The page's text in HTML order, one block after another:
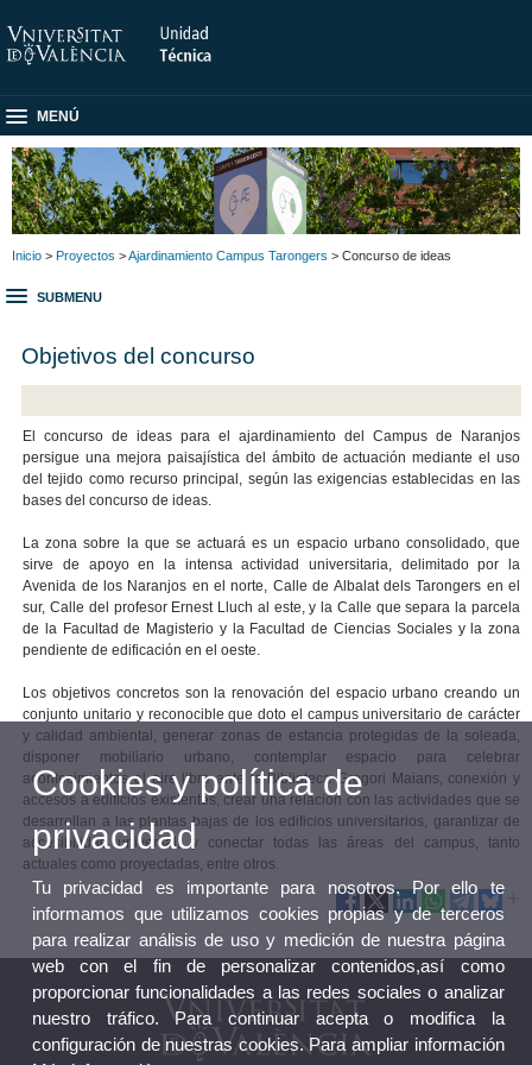
MENÚ
Inicio > Proyectos >Ajardinamiento Campus Tarongers > Concurso de ideas
SUBMENU
Objetivos del concurso
El concurso de ideas para el ajardinamiento del Campus de Naranjos
persigue una mejora paisajística del ámbito de actuación mediante el uso
del tejido como recurso principal, según las exigencias establecidas en las
bases del concurso de ideas.
La zona sobre la que se actuará es un espacio urbano consolidado, que
sirve de apoyo en la intensa actividad universitaria, delimitado por la
Avenida de los Naranjos en el norte, Calle de Albalat dels Tarongers en el
sur, Calle del profesor Ernest Lluch al este, y la Calle que separa la parcela
de la Facultad de Magisterio y la Facultad de Ciencias Sociales y la zona
pendiente de edificación en el oeste.
Los objetivos concretos son la renovación del espacio urbano creando un
conjunto unitario y reconocible que doto el campus universitario de carácter
y calidad ambiental, generar zonas de estancia protegidas de la soleada,
disponer mobiliario urbano, contemplar espacio para celebrar
acontecimientos al aire libre ante la Biblioteca Gregori Maians, conexión y
accesos a edificios existentes, crear una relación con las actividades que se
desarrollan a las plantas bajas de los edificios universitarios, garantizar de
accesibilidad universal, y conectar todas las áreas del campus, tanto
actuales como proyectadas, entre otros.
Cookies y política de
privacidad
Tu privacidad es importante para nosotros. Por ello te
informamos que utilizamos cookies propias y de terceros
para realizar análisis de uso y medición de nuestra página
web con el fin de personalizar contenidos,así como
proporcionar funcionalidades a las redes sociales o analizar
nuestro tráfico. Para continuar acepta o modifica la
configuración de nuestras cookies. Para ampliar información